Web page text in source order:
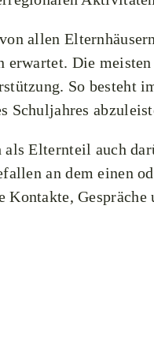
allen
erwartet. Die
So besteht
Schuljahres
Elternteil auch
an dem einen
Kontakte, Gespräche